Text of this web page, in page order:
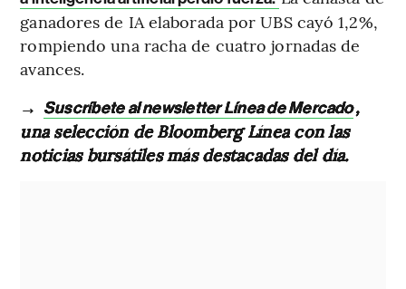
ganadores de IA elaborada por UBS cayó 1,2%,
rompiendo una racha de cuatro jornadas de
avances.
→ Suscríbete al newsletter Línea de Mercado,
una selección de Bloomberg Línea con las
noticias bursátiles más destacadas del día.